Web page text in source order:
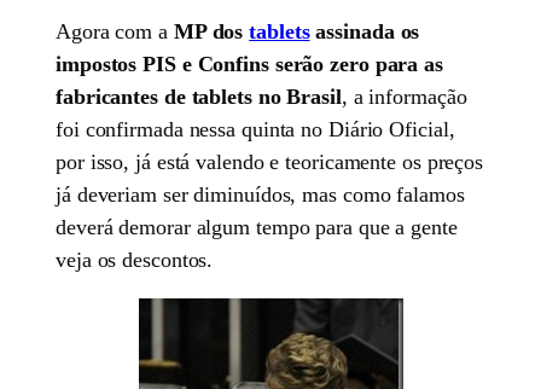
Agora com a MP dostabletsassinada os
impostos PIS e Confins serão zero para as
fabricantes de tablets no Brasil, a informação
foi confirmada nessa quinta no Diário Oficial,
por isso, já está valendo e teoricamente os preços
já deveriam ser diminuídos, mas como falamos
deverá demorar algum tempo para que a gente
veja os descontos.